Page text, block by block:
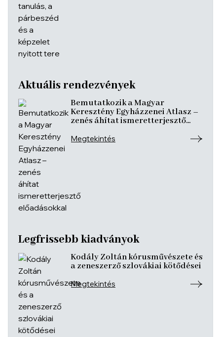
Aktuális rendezvények
Bemutatkozik a Magyar
Keresztény Egyházzenei Atlasz –
zenés áhítat ismeretterjesztő
Megtekintés
Legfrissebb kiadványok
Kodály Zoltán kórusművészete és
a zeneszerző szlovákiai kötődései
Megtekintés